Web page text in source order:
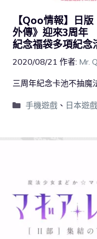
【Qoo情報】日
外傳》迎來3周年
紀念福袋多項紀念
2020/08/21 作者: Mr.
三周年紀念卡池不抽魔
手機遊戲、 日本遊戲